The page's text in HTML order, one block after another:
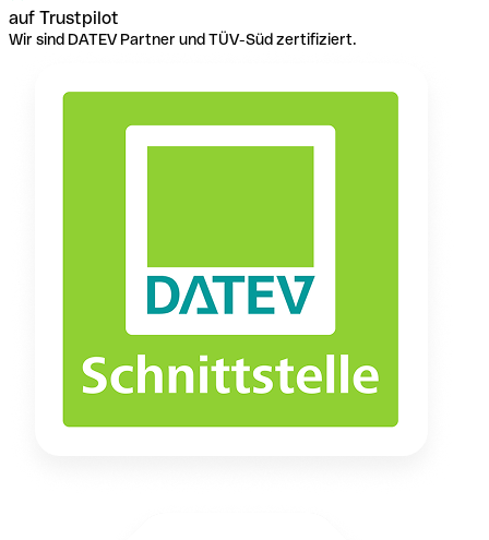
auf Trustpilot
Wir sind DATEV Partner und TÜV-Süd zertifiziert.